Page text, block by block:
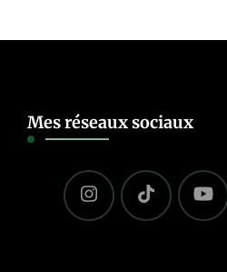
Mes réseaux sociaux